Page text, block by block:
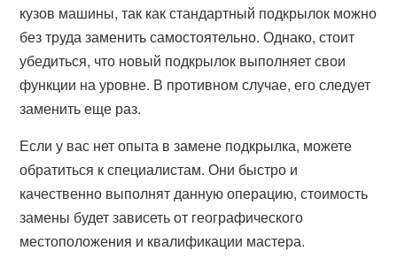
кузов машины, так как стандартный подкрылок можно
без труда заменить самостоятельно. Однако, стоит
убедиться, что новый подкрылок выполняет свои
функции на уровне. В противном случае, его следует
заменить еще раз.
Если у вас нет опыта в замене подкрылка, можете
обратиться к специалистам. Они быстро и
качественно выполнят данную операцию, стоимость
замены будет зависеть от географического
местоположения и квалификации мастера.